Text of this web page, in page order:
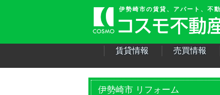
伊勢崎市の賃貸、アパート、不
賃貸情報 売買情報
伊勢崎市 リフォーム